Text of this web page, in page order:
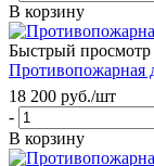
В корзину
Быстрый просмотр
Противопожарная
18 200 руб./шт
-
В корзину